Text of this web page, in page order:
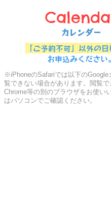
カレンダー
「ご予約不可」以外の日
お申込みください。
※iPhoneのSafariでは以下のGoogle
覧できない場合があります。閲覧で
Chrome等の別のブラウザをお使い
はパソコンでご確認ください。